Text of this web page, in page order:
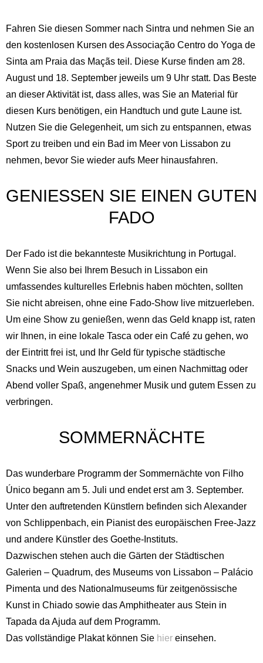
Englisch
Spanisch
Deutsch
Italienisch
Fahren Sie diesen Sommer nach Sintra und nehmen Sie an
den kostenlosen Kursen des Associação Centro do Yoga de
Sinta am Praia das Maçãs teil. Diese Kurse finden am 28.
August und 18. September jeweils um 9 Uhr statt. Das Beste
an dieser Aktivität ist, dass alles, was Sie an Material für
diesen Kurs benötigen, ein Handtuch und gute Laune ist.
Nutzen Sie die Gelegenheit, um sich zu entspannen, etwas
Sport zu treiben und ein Bad im Meer von Lissabon zu
nehmen, bevor Sie wieder aufs Meer hinausfahren.
GENIESSEN SIE EINEN GUTEN F
ADO
Der Fado ist die bekannteste Musikrichtung in Portugal.
Wenn Sie also bei Ihrem Besuch in Lissabon ein
umfassendes kulturelles Erlebnis haben möchten, sollten
Sie nicht abreisen, ohne eine Fado-Show live mitzuerleben.
Um eine Show zu genießen, wenn das Geld knapp ist, raten
wir Ihnen, in eine lokale Tasca oder ein Café zu gehen, wo
der Eintritt frei ist, und Ihr Geld für typische städtische
Snacks und Wein auszugeben, um einen Nachmittag oder
Abend voller Spaß, angenehmer Musik und gutem Essen zu
verbringen.
SOMMERNÄCHTE
Das wunderbare Programm der Sommernächte von Filho
Único begann am 5. Juli und endet erst am 3. September.
Unter den auftretenden Künstlern befinden sich Alexander
von Schlippenbach, ein Pianist des europäischen Free-Jazz
und andere Künstler des Goethe-Instituts.
Dazwischen stehen auch die Gärten der Städtischen
Galerien – Quadrum, des Museums von Lissabon – Palácio
Pimenta und des Nationalmuseums für zeitgenössische
Kunst in Chiado sowie das Amphitheater aus Stein in
Tapada da Ajuda auf dem Programm.
Das vollständige Plakat können Sie hier einsehen.